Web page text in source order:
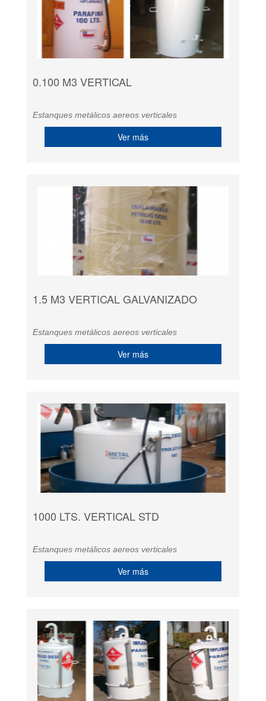
0.100 M3 VERTICAL
Estanques metálicos aereos verticales
Ver más
1.5 M3 VERTICAL GALVANIZADO
Estanques metálicos aereos verticales
Ver más
1000 LTS. VERTICAL STD
Estanques metálicos aereos verticales
Ver más